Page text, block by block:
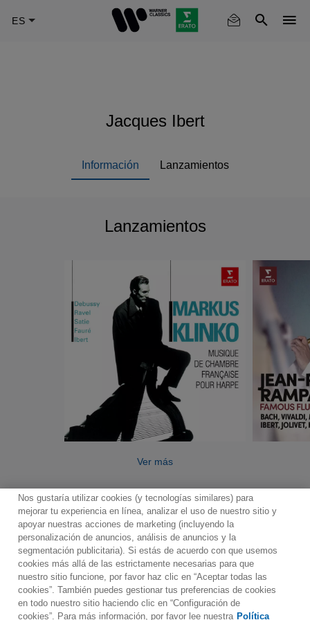
Jacques Ibert
Información Lanzamientos
Lanzamientos
Ver más
Contacto Boletin informativo
Términos de Uso
Política de Privacidad
Mapa web
Política de cookies
Ajustes de Cookies
Nos gustaría utilizar cookies (y tecnologías similares) para
mejorar tu experiencia en línea, analizar el uso de nuestro sitio y
apoyar nuestras acciones de marketing (incluyendo la
personalización de anuncios, análisis de anuncios y la
segmentación publicitaria). Si estás de acuerdo con que usemos
cookies más allá de las estrictamente necesarias para que
nuestro sitio funcione, por favor haz clic en “Aceptar todas las
cookies”. También puedes gestionar tus preferencias de cookies
en todo nuestro sitio haciendo clic en “Configuración de
cookies”. Para más información, por favor lee nuestra Política